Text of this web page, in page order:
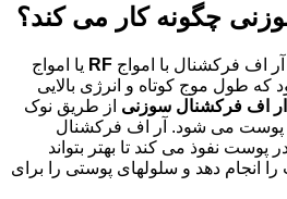
چگونه کار می کند؟
اف فرکشنال با امواج RF یا امواج
که طول موج کوتاه و انرژی بالایی
اف فرکشنال سوزنی از طریق نوک
پوست می شود. آر اف فرکشنال
میلی متر در پوست نفوذ می کند تا بهتر بتواند
انجام دهد و سلولهای پوستی را برای